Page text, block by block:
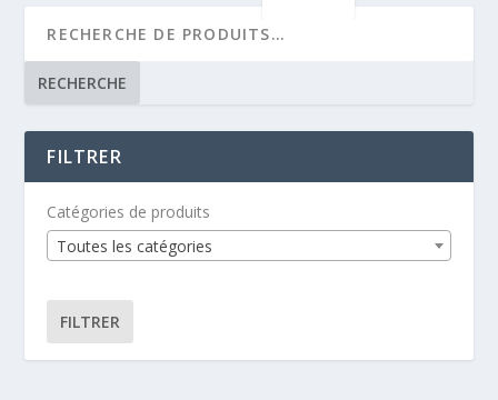
RECHERCHE
FILTRER
Catégories de produits
Toutes les catégories
FILTRER